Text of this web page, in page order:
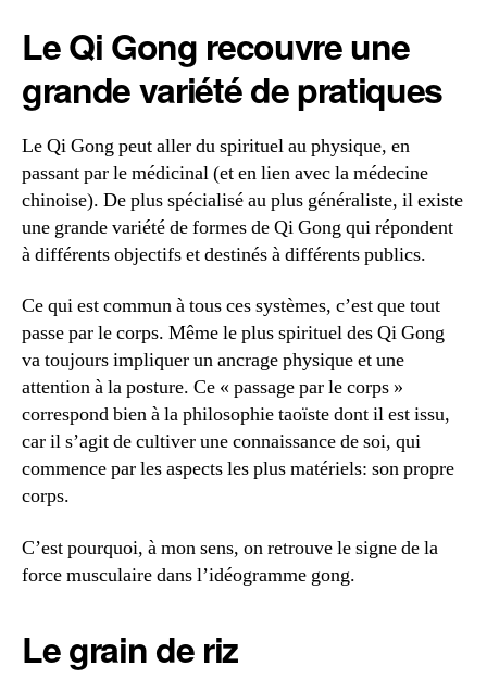
Le Qi Gong recouvre une
grande variété de pratiques
Le Qi Gong peut aller du spirituel au physique, en
passant par le médicinal (et en lien avec la médecine
chinoise). De plus spécialisé au plus généraliste, il existe
une grande variété de formes de Qi Gong qui répondent
à différents objectifs et destinés à différents publics.
Ce qui est commun à tous ces systèmes, c’est que tout
passe par le corps. Même le plus spirituel des Qi Gong
va toujours impliquer un ancrage physique et une
attention à la posture. Ce « passage par le corps »
correspond bien à la philosophie taoïste dont il est issu,
car il s’agit de cultiver une connaissance de soi, qui
commence par les aspects les plus matériels: son propre
corps.
C’est pourquoi, à mon sens, on retrouve le signe de la
force musculaire dans l’idéogramme gong.
Le grain de riz